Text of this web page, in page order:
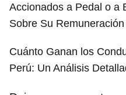
Accionados a Pedal o a
Sobre Su Remuneración
Cuánto Ganan los
Perú: Un Análisis